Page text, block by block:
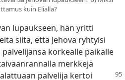
kuin Elialla?
lupaukseen, hän yritti
siitä, että Jehova ryhtyisi
korkealle paikalle
merkkejä
palvelija kertoi